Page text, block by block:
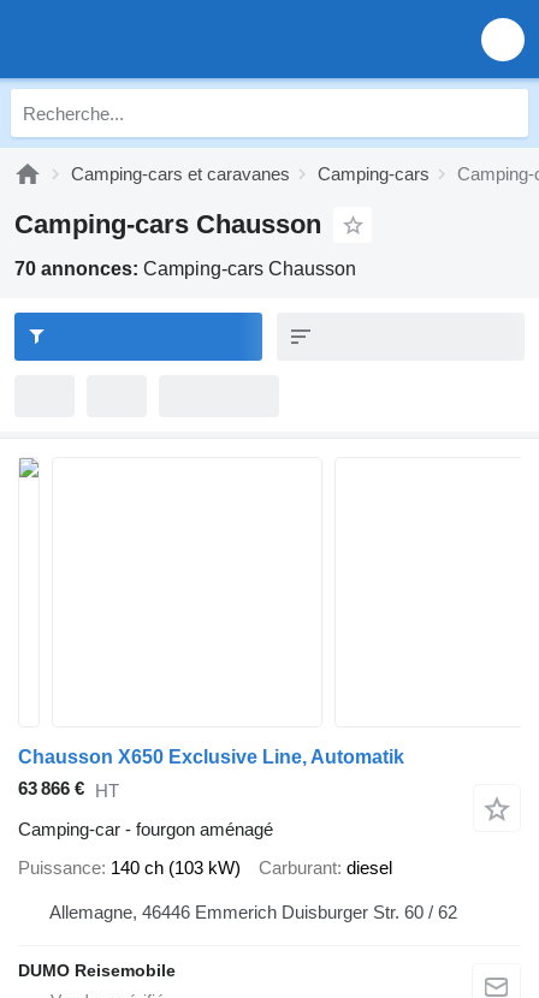
Camping-cars et caravanes Camping-cars
Camping-cars Chausson
70 annonces: Camping-cars Chausson
Chausson X650 Exclusive Line, Automatik
63 866 € HT
Camping-car - fourgon aménagé
Puissance 140 ch (103 kW) Carburant diesel
Allemagne, 46446 Emmerich Duisburger Str. 60 / 62
DUMO Reisemobile